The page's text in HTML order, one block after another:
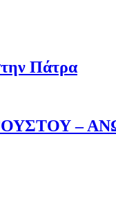
Πάτρα
–